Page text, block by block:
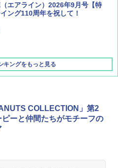
エアライン）2026年9月号【特
ング110周年を祝して！
キングをもっと見る
歩き方 チェンマイ タイ北部の魅
～2027 地球の歩き方D アジア
ズコレクション 山善] ポップアッ
みたいに広げて畳める パッとサ
ェード キューブ フルクローズ メ
設置 ワンタッチテント キャンプ
バンドック)ソロ ドーム 1 EX BDK
キ ソロキャンプ ポリエステル フ
ント
COLLECTION」第2
ーと仲間たちがモチーフの